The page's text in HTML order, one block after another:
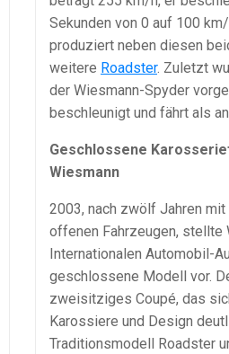
Sekunden von 0 auf 100
produziert neben diesen
weitere Roadster. Zuletzt
der Wiesmann-Spyder
beschleunigt und fährt als
Geschlossene
Wiesmann
2003, nach zwölf Jahren
offenen Fahrzeugen, stellte
Internationalen Automobil-
geschlossene Modell vor.
zweisitziges Coupé, das
Karossiere und Design
Traditionsmodell Roadster